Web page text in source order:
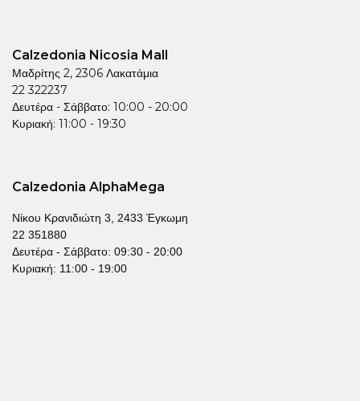
Calzedonia Nicosia Mall
Μαδρίτης 2, 2306 Λακατάμια
22 322237
Δευτέρα - Σάββατο: 10:00 - 20:00
Κυριακή: 11:00 - 19:30
Calzedonia AlphaMega
Νίκου Κρανιδιώτη 3, 2433 Έγκωμη
22 351880
Δευτέρα - Σάββατο: 09:30 - 20:00
Κυριακή: 11:00 - 19:00